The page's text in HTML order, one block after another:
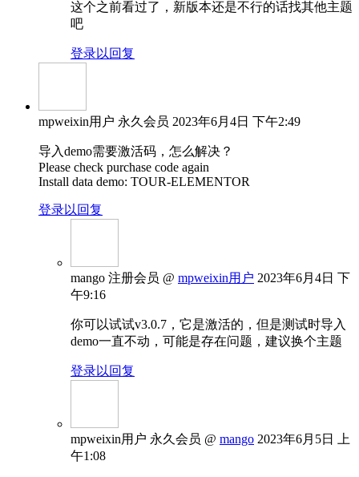
这个之前看过了，新版本还是不行的话找其他主题
吧
登录以回复
mpweixin用户 永久会员 2023年6月4日 下午2:49
导入demo需要激活码，怎么解决？
Please check purchase code again
Install data demo: TOUR-ELEMENTOR
登录以回复
mango 注册会员 @ mpweixin用户 2023年6月4日 下
午9:16
你可以试试v3.0.7，它是激活的，但是测试时导入
demo一直不动，可能是存在问题，建议换个主题
登录以回复
mpweixin用户 永久会员 @ mango 2023年6月5日 上
午1:08